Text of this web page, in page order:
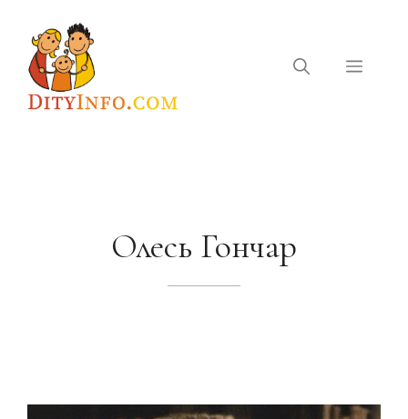
вмісту
Меню
Олесь Гончар